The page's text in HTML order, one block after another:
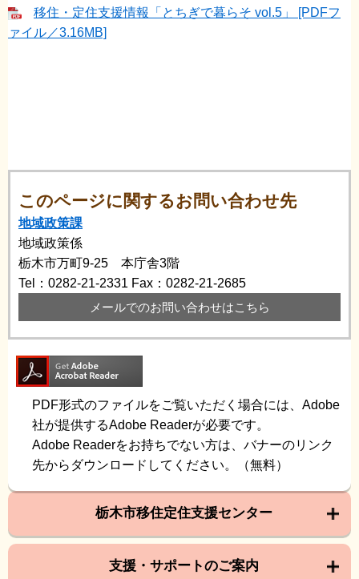
移住・定住支援情報「とちぎで暮らそ vol.5」 [PDFフ
ァイル／3.16MB]
このページに関するお問い合わせ先
地域政策課
地域政策係
栃木市万町9-25 本庁舎3階
Tel：0282-21-2331 Fax：0282-21-2685
メールでのお問い合わせはこちら
PDF形式のファイルをご覧いただく場合には、Adobe
社が提供するAdobe Readerが必要です。
Adobe Readerをお持ちでない方は、バナーのリンク
先からダウンロードしてください。（無料）
栃木市移住定住支援センター
支援・サポートのご案内